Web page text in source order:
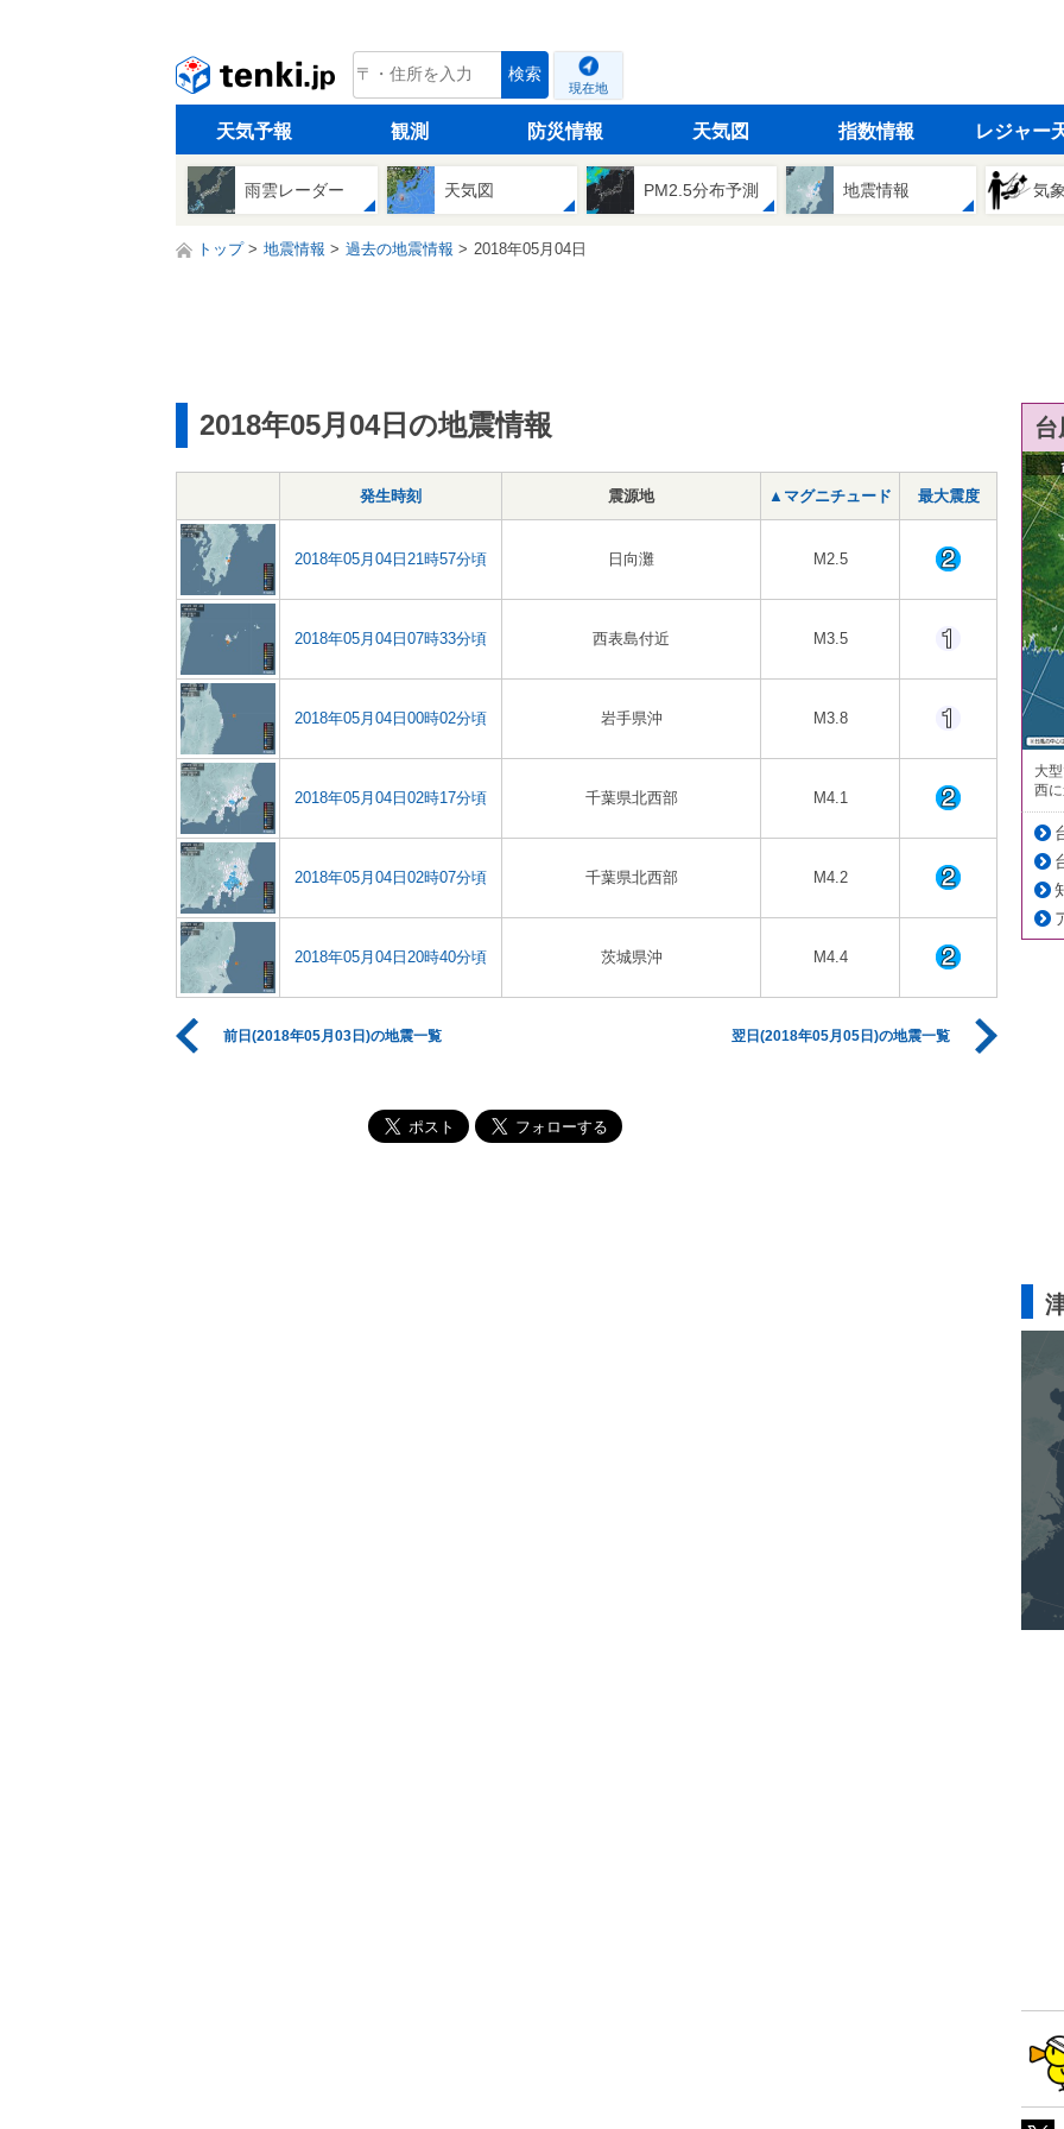
tenki.jp 検索
現在地
天気予報 観測 防災情報 天気図 指数情報 レジャー
雨雲レーダー 天気図 PM2.5分布予測 地震情報 気
トップ 地震情報 過去の地震情報 2018年05月04日
2018年05月04日の地震情報
発生時刻 震源地 ▲マグニチュード 最大震度
2018年05月04日21時57分頃 日向灘 M2.5
2018年05月04日07時33分頃 西表島付近 M3.5
2018年05月04日00時02分頃 岩手県沖 M3.8
2018年05月04日02時17分頃 千葉県北西部 M4.1
2018年05月04日02時07分頃 千葉県北西部 M4.2
2018年05月04日20時40分頃 茨城県沖 M4.4
前日(2018年05月03日)の地震一覧 翌日(2018年05月05日)の地震一覧
大
西